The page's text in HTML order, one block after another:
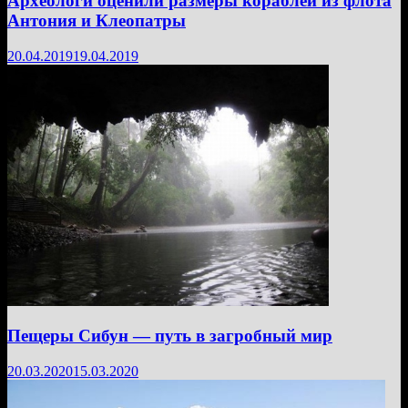
Антония и Клеопатры
20.04.201919.04.2019
Пещеры Сибун — путь в загробный мир
20.03.202015.03.2020